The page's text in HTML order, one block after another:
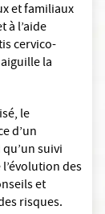
et familiaux
à l’aide
cervico-
la
le
d’un
suivi
des
et
risques.